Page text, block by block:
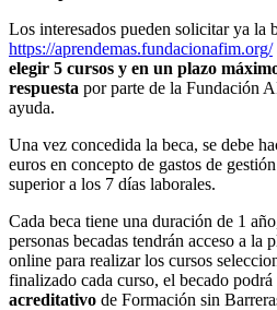
Los interesados pueden solicitar ya la
https://aprendemas.fundacionafim.org/
elegir 5 cursos y en un plazo
respuesta por parte de la Fundación
ayuda.
Una vez concedida la beca, se debe
euros en concepto de gastos de
superior a los 7 días laborales.
Cada beca tiene una duración de 1
personas becadas tendrán acceso a la
online para realizar los cursos
finalizado cada curso, el becado
acreditativo de Formación sin